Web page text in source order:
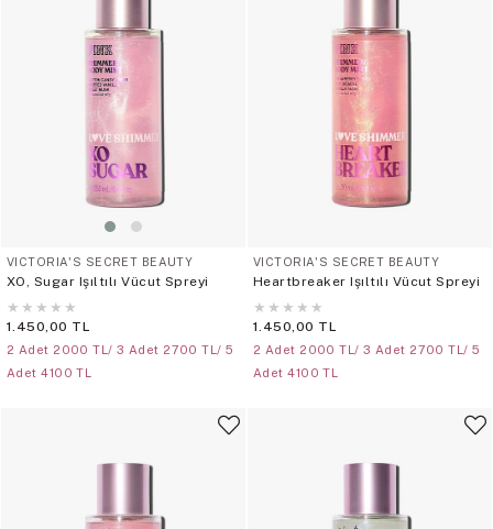
VICTORIA'S SECRET BEAUTY
XO, Sugar Işıltılı Vücut Spreyi
★ ★ ★ ★ ★
1.450,00 TL
2 Adet 2000 TL/ 3 Adet 2700 TL/ 5
Adet 4100 TL
VICTORIA'S SECRET BEAUTY
Heartbreaker Işıltılı Vücut Spreyi
★ ★ ★ ★ ★
1.450,00 TL
2 Adet 2000 TL/ 3 Adet 2700 TL/ 5
Adet 4100 TL